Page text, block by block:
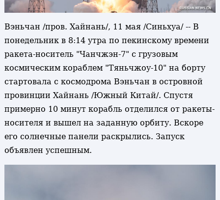
Вэньчан /пров. Хайнань/, 11 мая /Синьхуа/ -- В
понедельник в 8:14 утра по пекинскому времени
ракета-носитель "Чанчжэн-7" с грузовым
космическим кораблем "Тяньчжоу-10" на борту
стартовала с космодрома Вэньчан в островной
провинции Хайнань /Южный Китай/. Спустя
примерно 10 минут корабль отделился от ракеты-
носителя и вышел на заданную орбиту. Вскоре
его солнечные панели раскрылись. Запуск
объявлен успешным.